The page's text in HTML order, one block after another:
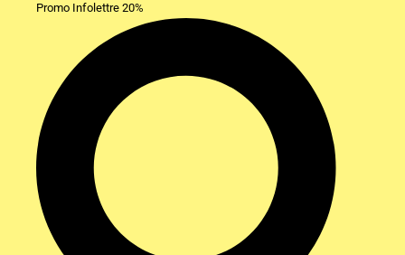
Promo Infolettre 20%